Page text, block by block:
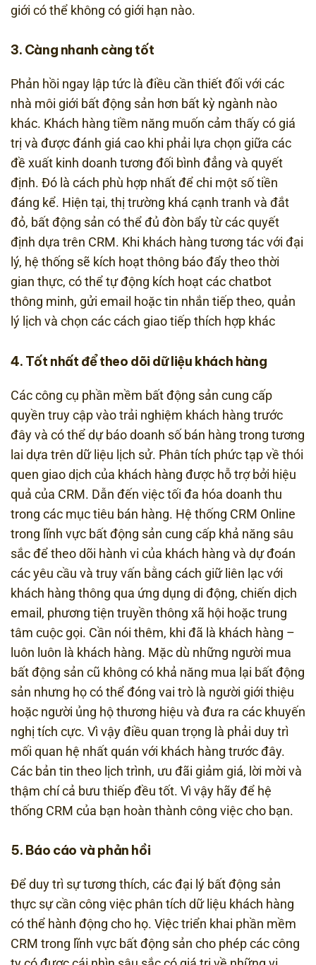
giới có thể không có giới hạn nào.
3. Càng nhanh càng tốt
Phản hồi ngay lập tức là điều cần thiết đối với các
nhà môi giới bất động sản hơn bất kỳ ngành nào
khác. Khách hàng tiềm năng muốn cảm thấy có giá
trị và được đánh giá cao khi phải lựa chọn giữa các
đề xuất kinh doanh tương đối bình đẳng và quyết
định. Đó là cách phù hợp nhất để chi một số tiền
đáng kể. Hiện tại, thị trường khá cạnh tranh và đắt
đỏ, bất động sản có thể đủ đòn bẩy từ các quyết
định dựa trên CRM. Khi khách hàng tương tác với đại
lý, hệ thống sẽ kích hoạt thông báo đẩy theo thời
gian thực, có thể tự động kích hoạt các chatbot
thông minh, gửi email hoặc tin nhắn tiếp theo, quản
lý lịch và chọn các cách giao tiếp thích hợp khác
4. Tốt nhất để theo dõi dữ liệu khách hàng
Các công cụ phần mềm bất động sản cung cấp
quyền truy cập vào trải nghiệm khách hàng trước
đây và có thể dự báo doanh số bán hàng trong tương
lai dựa trên dữ liệu lịch sử. Phân tích phức tạp về thói
quen giao dịch của khách hàng được hỗ trợ bởi hiệu
quả của CRM. Dẫn đến việc tối đa hóa doanh thu
trong các mục tiêu bán hàng. Hệ thống CRM Online
trong lĩnh vực bất động sản cung cấp khả năng sâu
sắc để theo dõi hành vi của khách hàng và dự đoán
các yêu cầu và truy vấn bằng cách giữ liên lạc với
khách hàng thông qua ứng dụng di động, chiến dịch
email, phương tiện truyền thông xã hội hoặc trung
tâm cuộc gọi. Cần nói thêm, khi đã là khách hàng –
luôn luôn là khách hàng. Mặc dù những người mua
bất động sản cũ không có khả năng mua lại bất động
sản nhưng họ có thể đóng vai trò là người giới thiệu
hoặc người ủng hộ thương hiệu và đưa ra các khuyến
nghị tích cực. Vì vậy điều quan trọng là phải duy trì
mối quan hệ nhất quán với khách hàng trước đây.
Các bản tin theo lịch trình, ưu đãi giảm giá, lời mời và
thậm chí cả bưu thiếp đều tốt. Vì vậy hãy để hệ
thống CRM của bạn hoàn thành công việc cho bạn.
5. Báo cáo và phản hồi
Để duy trì sự tương thích, các đại lý bất động sản
thực sự cần công việc phân tích dữ liệu khách hàng
có thể hành động cho họ. Việc triển khai phần mềm
CRM trong lĩnh vực bất động sản cho phép các công